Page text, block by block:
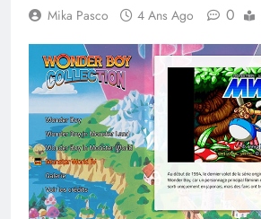
Mika Pasco 4 Ans Ago 0